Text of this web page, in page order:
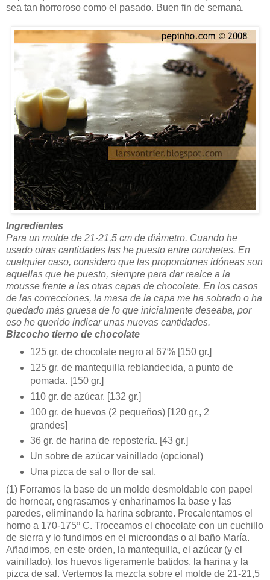
sea tan horroroso como el pasado. Buen fin de semana.
Ingredientes
Para un molde de 21-21,5 cm de diámetro. Cuando he
usado otras cantidades las he puesto entre corchetes. En
cualquier caso, considero que las proporciones idóneas son
aquellas que he puesto, siempre para dar realce a la
mousse frente a las otras capas de chocolate. En los casos
de las correcciones, la masa de la capa me ha sobrado o ha
quedado más gruesa de lo que inicialmente deseaba, por
eso he querido indicar unas nuevas cantidades.
Bizcocho tierno de chocolate
125 gr. de chocolate negro al 67% [150 gr.]
125 gr. de mantequilla reblandecida, a punto de
pomada. [150 gr.]
110 gr. de azúcar. [132 gr.]
100 gr. de huevos (2 pequeños) [120 gr., 2
grandes]
36 gr. de harina de repostería. [43 gr.]
Un sobre de azúcar vainillado (opcional)
Una pizca de sal o flor de sal.
(1) Forramos la base de un molde desmoldable con papel
de hornear, engrasamos y enharinamos la base y las
paredes, eliminando la harina sobrante. Precalentamos el
horno a 170-175º C. Troceamos el chocolate con un cuchillo
de sierra y lo fundimos en el microondas o al baño María.
Añadimos, en este orden, la mantequilla, el azúcar (y el
vainillado), los huevos ligeramente batidos, la harina y la
pizca de sal. Vertemos la mezcla sobre el molde de 21-21,5